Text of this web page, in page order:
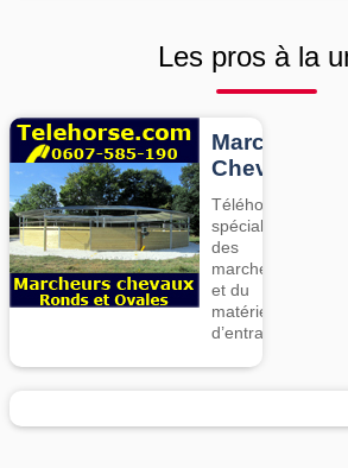
Les pros à la
Marcheurs
Chevaux
Téléhorse,
spécialiste
des
marcheurs
et du
matériel
d’entrainement